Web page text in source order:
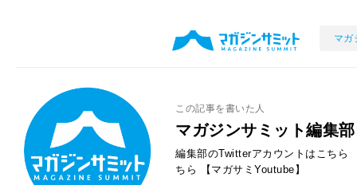
マガ
この記事を書いた人
マガジンサミット編集部
編集部のTwitterアカウントはこちら
ちら
【マガサミYoutube】